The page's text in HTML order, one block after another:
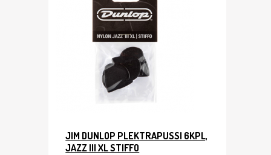
JIM DUNLOP PLEKTRAPUSSI 6KPL,
JAZZ III XL STIFFO